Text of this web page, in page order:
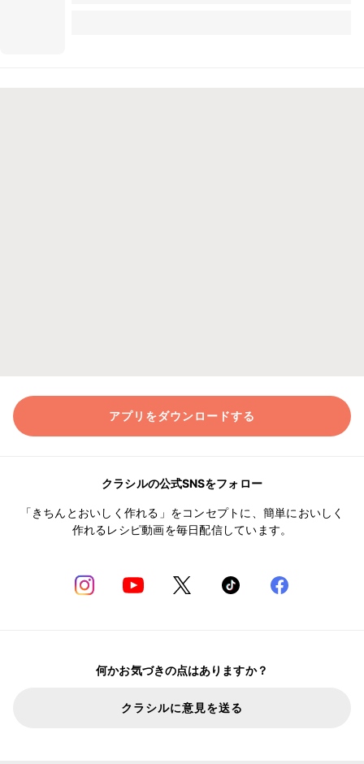
アプリをダウンロードする
クラシルの公式SNSをフォロー
「きちんとおいしく作れる」をコンセプトに、簡単においしく
作れるレシピ動画を毎日配信しています。
何かお気づきの点はありますか？
クラシルに意見を送る